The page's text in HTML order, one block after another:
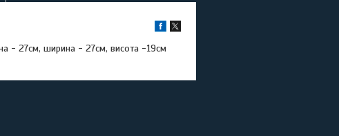
- 27см, ширина - 27см, висота -19см